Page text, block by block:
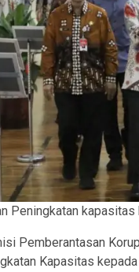
Peningkatan
Pemberantasan
Kapasitas